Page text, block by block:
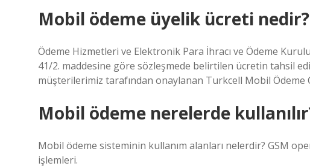
Mobil ödeme üyelik ücreti nedir?
Ödeme Hizmetleri ve Elektronik Para İhracı ve Ödeme
41/2. maddesine göre sözleşmede belirtilen ücretin tahsil
müşterilerimiz tarafından onaylanan Turkcell Mobil Ödeme
Mobil ödeme nerelerde
Mobil ödeme sisteminin kullanım alanları nelerdir? GSM
işlemleri.